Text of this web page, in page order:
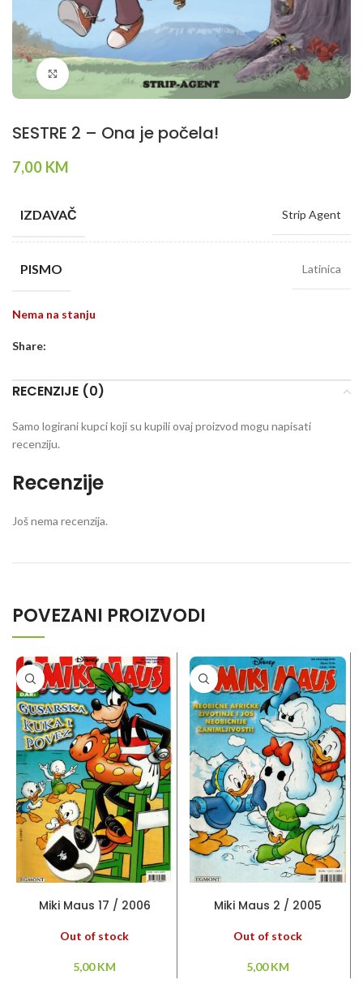
Klikni da povečaš
SESTRE 2 – Ona je počela!
7,00 KM
IZDAVAČ Strip Agent
PISMO Latinica
Nema na stanju
Share:
RECENZIJE (0)
Recenzije
Još nema recenzija.
Samo logirani kupci koji su kupili ovaj proizvod mogu napisati
recenziju.
POVEZANI PROIZVODI
Miki Maus 17 / 2006
Out of stock
5,00KM
Miki Maus 2 / 2005
Out of stock
5,00KM